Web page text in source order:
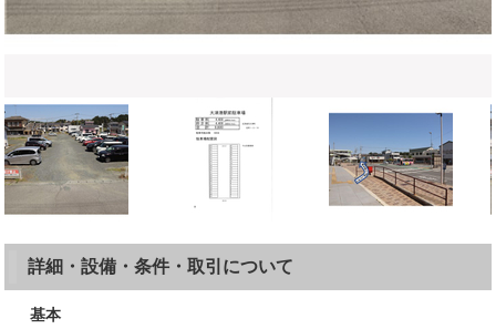
詳細・設備・条件・取引について
基本